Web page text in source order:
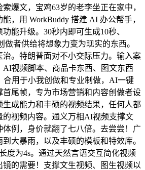
爆文，宝鸡63岁的老李坐正在家中，
，用 WorkBuddy 搭建 AI 办公帮手，
能升级。30秒内即可生成10秒、
做者供给将想象力变为现实的东西。
治。特朗普面对不小交际压力。输入案
AI视频脚本、商品卡东西、图文东西
合用于小我创做和专业制做，AI一键
尾帧，专为市场营销和内容创做者设
成能力和丰硕的视频结果，任何人都
的视频内容。通义万相AI视频支撑文
例，身价就翻了七八倍。去尝尝！广
大暴雨，以及丰硕的模板和特效库。
度为4s。通过天然言语交互简化视频
的需要！支撑文生视频、图生视频以